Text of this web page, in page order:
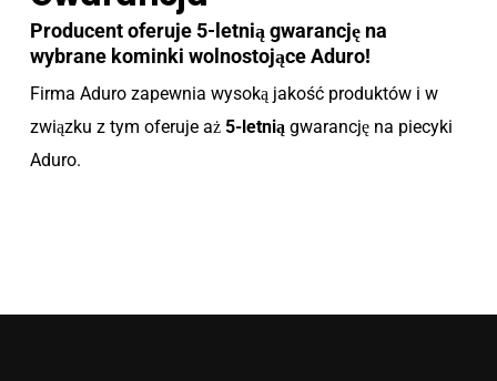
Producent oferuje 5-letnią gwarancję na
wybrane kominki wolnostojące Aduro!
Firma Aduro zapewnia wysoką jakość produktów i w
związku z tym oferuje aż 5-letniągwarancję na piecyki
Aduro.